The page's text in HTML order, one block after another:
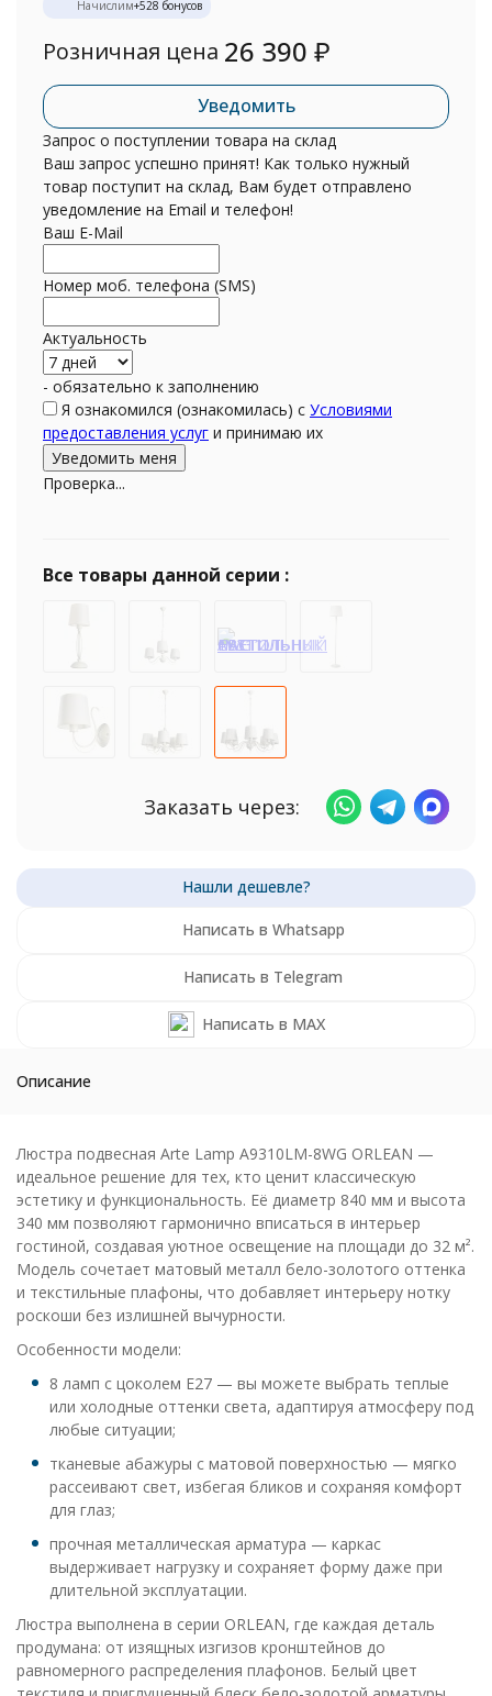
Начислим+528 бонусов
Розничная цена 26 390 ₽
Уведомить
Запрос о поступлении товара на склад
Ваш запрос успешно принят! Как только нужный
товар поступит на склад, Вам будет отправлено
уведомление на Email и телефон!
Ваш E-Mail
Номер моб. телефона (SMS)
Актуальность
- обязательно к заполнению
Я ознакомился (ознакомилась) с Условиями
предоставления услуг и принимаю их
Проверка...
Все товары данной серии :
Заказать через:
Написать в Whatsapp
Написать в Telegram
Написать в MAX
Описание
Люстра подвесная Arte Lamp A9310LM-8WG ORLEAN —
идеальное решение для тех, кто ценит классическую
эстетику и функциональность. Её диаметр 840 мм и высота
340 мм позволяют гармонично вписаться в интерьер
гостиной, создавая уютное освещение на площади до 32 м².
Модель сочетает матовый металл бело-золотого оттенка
и текстильные плафоны, что добавляет интерьеру нотку
роскоши без излишней вычурности.
Особенности модели:
8 ламп с цоколем E27 — вы можете выбрать теплые
или холодные оттенки света, адаптируя атмосферу под
любые ситуации;
тканевые абажуры с матовой поверхностью — мягко
рассеивают свет, избегая бликов и сохраняя комфорт
для глаз;
прочная металлическая арматура — каркас
выдерживает нагрузку и сохраняет форму даже при
длительной эксплуатации.
Люстра выполнена в серии ORLEAN, где каждая деталь
продумана: от изящных изгизов кронштейнов до
равномерного распределения плафонов. Белый цвет